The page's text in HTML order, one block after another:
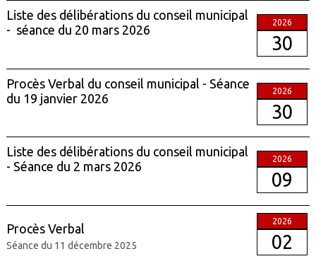
Liste des délibérations du conseil municipal
- séance du 20 mars 2026
2026
30
Procès Verbal du conseil municipal - Séance
du 19 janvier 2026
2026
30
Liste des délibérations du conseil municipal
- Séance du 2 mars 2026
2026
09
Procès Verbal
Séance du 11 décembre 2025
2026
02